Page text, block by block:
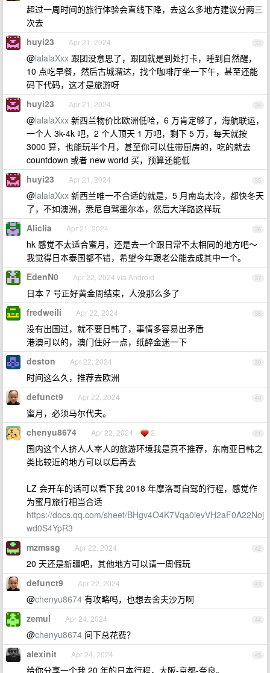
超过一周时间的旅行体验会直线下降，去这么多地方建议分两三
次去
33
huyi23 Apr 21, 2024
@lalalaXxx 跟团没意思了，跟团就是到处打卡，睡到自然醒，
10 点吃早餐，然后古城溜达，找个咖啡厅坐一下午，甚至还能
码下代码，这才是旅游呀
34
huyi23 Apr 21, 2024
@lalalaXxx 新西兰物价比欧洲低哈，6 万肯定够了，海航联运，
一个人 3k-4k 吧，2 个人顶天 1 万吧，剩下 5 万，每天就按
3000 算，也能玩半个月，甚至你可以住带厨房的，吃的就去
countdown 或者 new world 买，预算还能低
35
huyi23 Apr 21, 2024
@lalalaXxx 新西兰唯一不合适的就是，5 月南岛太冷，都快冬天
了，不如澳洲，悉尼自驾墨尔本，然后大洋路这样玩
36
Aliclia Apr 21, 2024
hk 感觉不太适合蜜月，还是去一个跟日常不太相同的地方吧～
我觉得日本泰国都不错，希望今年跟老公能去成其中一个。
37
EdenN0 Apr 22, 2024 via Android
日本 7 号正好黄金周结束，人没那么多了
38
fredweili Apr 22, 2024
没有出国过，就不要日韩了，事情多容易出矛盾
港澳可以的，澳门住好一点，纸醉金迷一下
39
deston Apr 22, 2024
时间这么久，推荐去欧洲
40
defunct9 Apr 22, 2024
蜜月，必须马尔代夫。
41
chenyu8674 Apr 22, 2024 2
国内这个人挤人人宰人的旅游环境我是真不推荐，东南亚日韩之
类比较近的地方可以以后再去
LZ 会开车的话可以看下我 2018 年摩洛哥自驾的行程，感觉作
为蜜月旅行相当合适
https://docs.qq.com/sheet/BHgv4O4K7Vqa0ievVH2aF0A22Noj
wd0S4YpR3
42
mzmssg Apr 22, 2024
20 天还是新疆吧，其他地方可以请一周假玩
43
defunct9 Apr 22, 2024
@chenyu8674 有攻略吗，也想去舍夫沙万啊
44
zemul Apr 24, 2024
@chenyu8674 问下总花费？
45
alexinit Apr 24, 2024
给你分享一个我 20 年的日本行程，大阪-京都-奈良。